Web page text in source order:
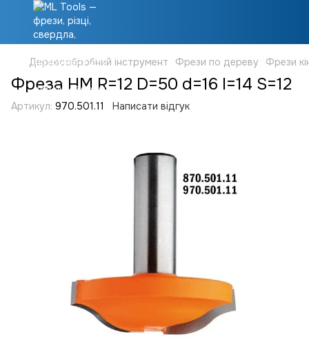
Деревообробний інструмент Фрези по дереву Фрези
Фреза HM R=12 D=50 d=16 I=14 S=12
Артикул: 970.501.11 Написати відгук